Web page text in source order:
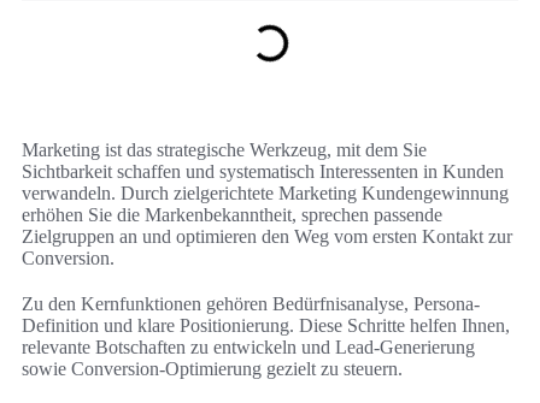
Marketing ist das strategische Werkzeug, mit dem Sie
Sichtbarkeit schaffen und systematisch Interessenten in Kunden
verwandeln. Durch zielgerichtete Marketing Kundengewinnung
erhöhen Sie die Markenbekanntheit, sprechen passende
Zielgruppen an und optimieren den Weg vom ersten Kontakt zur
Conversion.
Zu den Kernfunktionen gehören Bedürfnisanalyse, Persona-
Definition und klare Positionierung. Diese Schritte helfen Ihnen,
relevante Botschaften zu entwickeln und Lead-Generierung
sowie Conversion-Optimierung gezielt zu steuern.